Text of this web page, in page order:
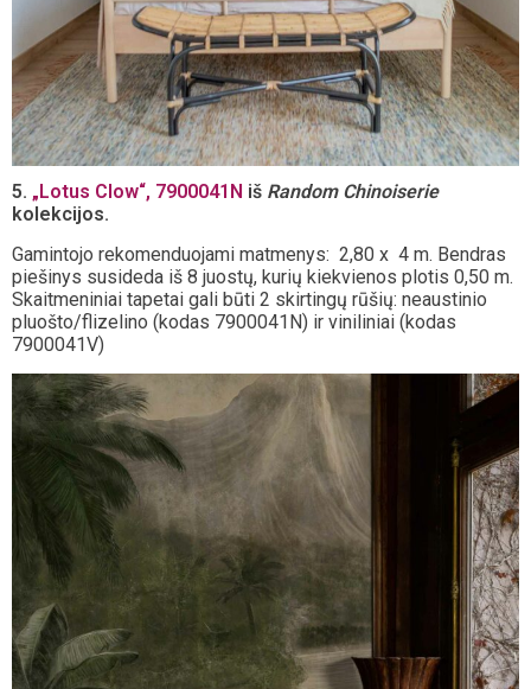
5. „Lotus Clow“, 7900041N iš Random Chinoiserie
kolekcijos.
Gamintojo rekomenduojami matmenys: 2,80 x 4 m. Bendras
piešinys susideda iš 8 juostų, kurių kiekvienos plotis 0,50 m.
Skaitmeniniai tapetai gali būti 2 skirtingų rūšių: neaustinio
pluošto/flizelino (kodas 7900041N) ir viniliniai (kodas
7900041V)